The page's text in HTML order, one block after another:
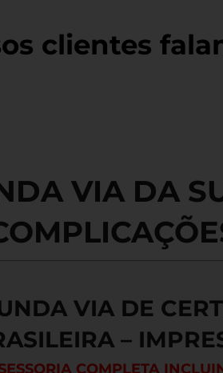
clientes
VIA DA
VIA DE
–
COMPLETA